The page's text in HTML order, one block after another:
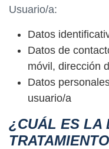
Usuario/a:
Datos
Datos de
móvil, dirección
Datos
usuario/a
¿CUÁL ES LA